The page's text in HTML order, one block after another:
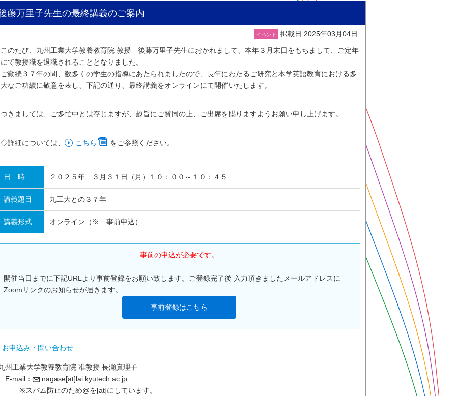
藤万里子先生の最終講義のご案内
イベント 掲載日:2025年03月04日
このたび、九州工業大学教養教育院 教授 後藤万里子先生におかれまして、本年３月末日をもちまして、ご定年
にて教授職を退職されることとなりました。
ご勤続３７年の間、数多くの学生の指導にあたられましたので、長年にわたるご研究と本学英語教育における多
大なご功績に敬意を表し、下記の通り、最終講義をオンラインにて開催いたします。
つきましては、ご多忙中とは存じますが、趣旨にご賛同の上、ご出席を賜りますようお願い申し上げます。
◇詳細については、 こちら をご参照ください。
日 時 ２０２５年 ３月３１日（月）１０：００～１０：４５
講義題目 九工大との３７年
講義形式 オンライン（※ 事前申込）
事前の申込が必要です。
開催当日までに下記URLより事前登録をお願い致します。ご登録完了後 入力頂きましたメールアドレスに
Zoomリンクのお知らせが届きます。
事前登録はこちら
お申込み・問い合わせ
州工業大学教養教育院 准教授 長瀬真理子
mail：
nagase[at]lai.kyutech.ac.jp
スパム防止のため@を[at]にしています。